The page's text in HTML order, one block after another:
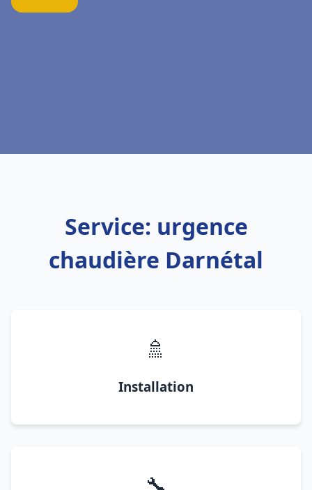
Service: urgence
chaudière Darnétal
🚿
Installation